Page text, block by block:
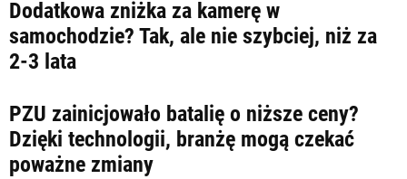
Dodatkowa zniżka za kamerę w
samochodzie? Tak, ale nie szybciej, niż za
2-3 lata
PZU zainicjowało batalię o niższe ceny?
Dzięki technologii, branżę mogą czekać
poważne zmiany